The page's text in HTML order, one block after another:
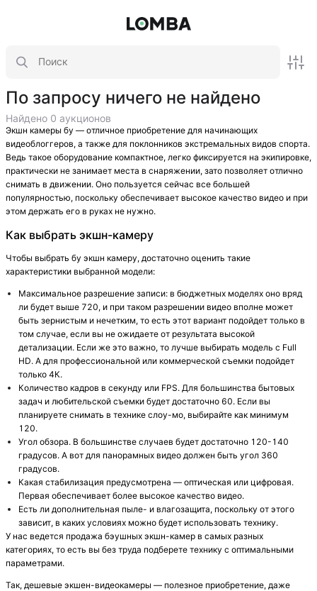
По запросу ничего не найдено
Найдено 0 аукционов
Экшн камеры бу — отличное приобретение для начинающих
видеоблоггеров, а также для поклонников экстремальных видов спорта.
Ведь такое оборудование компактное, легко фиксируется на экипировке,
практически не занимает места в снаряжении, зато позволяет отлично
снимать в движении. Оно пользуется сейчас все большей
популярностью, поскольку обеспечивает высокое качество видео и при
этом держать его в руках не нужно.
Как выбрать экшн-камеру
Чтобы выбрать бу экшн камеру, достаточно оценить такие
характеристики выбранной модели:
Максимальное разрешение записи: в бюджетных моделях оно вряд
ли будет выше 720, и при таком разрешении видео вполне может
быть зернистым и нечетким, то есть этот вариант подойдет только в
том случае, если вы не ожидаете от результата высокой
детализации. Если же это важно, то лучше выбирать модель с Full
HD. А для профессиональной или коммерческой съемки подойдет
только 4К.
Количество кадров в секунду или FPS. Для большинства бытовых
задач и любительской съемки будет достаточно 60. Если вы
планируете снимать в технике слоу-мо, выбирайте как минимум
120.
Угол обзора. В большинстве случаев будет достаточно 120-140
градусов. А вот для панорамных видео должен быть угол 360
градусов.
Какая стабилизация предусмотрена — оптическая или цифровая.
Первая обеспечивает более высокое качество видео.
Есть ли дополнительная пыле- и влагозащита, поскольку от этого
зависит, в каких условиях можно будет использовать технику.
У нас ведется продажа бэушных экшн-камер в самых разных
категориях, то есть вы без труда подберете технику с оптимальными
параметрами.
Так, дешевые экшен-видеокамеры — полезное приобретение, даже